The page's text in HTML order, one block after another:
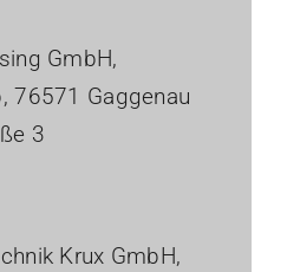
GmbH,
76571 Gaggenau
3
Krux GmbH,